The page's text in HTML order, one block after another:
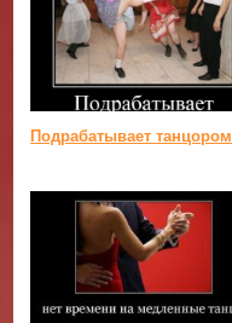
Подрабатывает танцором